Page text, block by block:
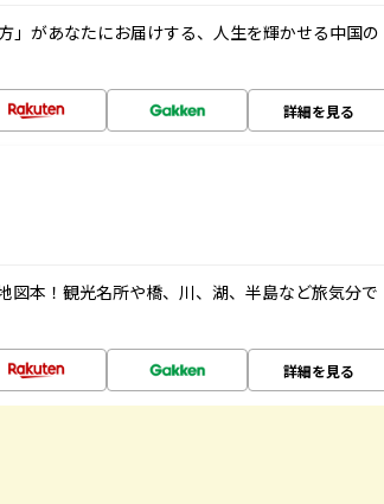
」があなたにお届けする、人生を輝かせる中国の
詳細を見る
図本！観光名所や橋、川、湖、半島など旅気分で
詳細を見る